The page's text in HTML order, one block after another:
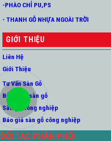
-PHÀO CHỈ PU,PS
- THANH GỖ NHỰA NGOÀI TRỜI
GIỚI THIỆU
Liên Hệ
Giới Thiệu
Tư Vấn Sàn Gỗ
Bảo hành sàn gỗ
Sàn gỗ công nghiệp
Báo giá sàn gỗ công nghiệp
ĐỐI TÁC PHÂN PHỐI